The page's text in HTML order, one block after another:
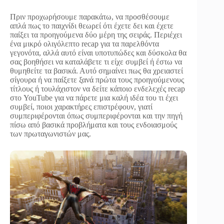
Πριν προχωρήσουμε παρακάτω, να προσθέσουμε
απλά πως τo παιχνίδι θεωρεί ότι έχετε δει και έχετε
παίξει τα προηγούμενα δύο μέρη της σειράς. Περιέχει
ένα μικρό ολιγόλεπτο recap για τα παρελθόντα
γεγονότα, αλλά αυτό είναι υποτυπώδες και δύσκολα θα
σας βοηθήσει να καταλάβετε τι είχε συμβεί ή έστω να
θυμηθείτε τα βασικά. Αυτό σημαίνει πως θα χρειαστεί
σίγουρα ή να παίξετε ξανά πρώτα τους προηγούμενους
τίτλους ή τουλάχιστον να δείτε κάποιο ενδελεχές recap
στο YouTube για να πάρετε μια καλή ιδέα του τι έχει
συμβεί, ποιοι χαρακτήρες επιστρέφουν, γιατί
συμπεριφέρονται όπως συμπεριφέρονται και την πηγή
πίσω από βασικά προβλήματα και τους ενδοιασμούς
των πρωταγωνιστών μας.